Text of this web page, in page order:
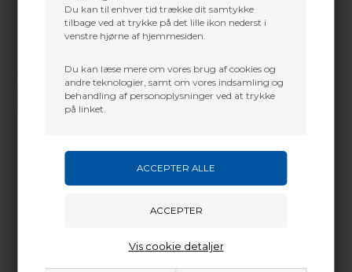
Du kan til enhver tid trække dit samtykke
tilbage ved at trykke på det lille ikon nederst i
venstre hjørne af hjemmesiden.
Du kan læse mere om vores brug af cookies og
andre teknologier, samt om vores indsamling og
behandling af personoplysninger ved at trykke
på linket.
Vis cookie detaljer
Martin Damsbo
martin@baldurs-archery.dk
Jylland
Vi gør vores bedste for at besvare alle henvendelser indenfor 24 timer.
SEND SPØRGSMÅL
Justering af nockpunkt, loop, peep, sigte osv.